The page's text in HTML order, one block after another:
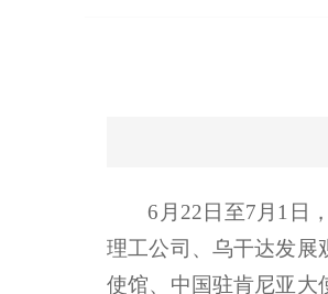
6月22日至7月1日
理工公司、乌干达发展
使馆、中国驻肯尼亚大